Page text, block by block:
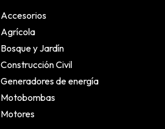
Accesorios
Agrícola
Bosque y Jardín
Construcción Civil
Generadores de energía
Motobombas
Motores